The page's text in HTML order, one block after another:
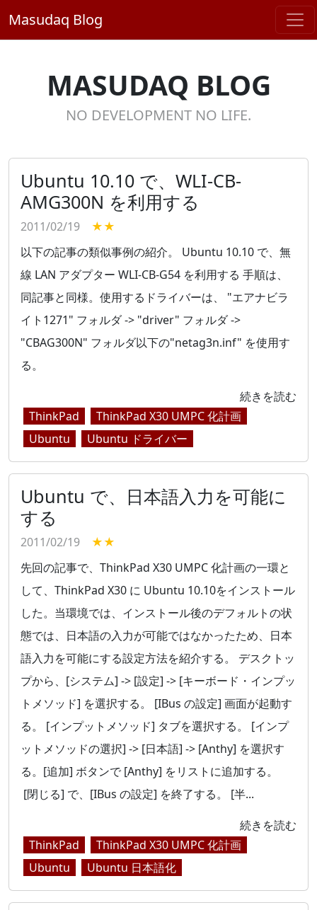
Masudaq Blog
MASUDAQ BLOG
NO DEVELOPMENT NO LIFE.
Ubuntu 10.10 で、WLI-CB-
AMG300N を利用する
2011/02/19
★★
以下の記事の類似事例の紹介。 Ubuntu 10.10 で、無
線 LAN アダプター WLI-CB-G54 を利用する 手順は、
同記事と同様。使用するドライバーは、 "エアナビラ
イト1271" フォルダ -> "driver" フォルダ ->
"CBAG300N" フォルダ以下の"netag3n.inf" を使用す
る。
続きを読む
ThinkPad
ThinkPad X30 UMPC 化計画
Ubuntu
Ubuntu ドライバー
Ubuntu で、日本語入力を可能に
する
2011/02/19
★★
先回の記事で、ThinkPad X30 UMPC 化計画の一環と
して、ThinkPad X30 に Ubuntu 10.10をインストール
した。当環境では、インストール後のデフォルトの状
態では、日本語の入力が可能ではなかったため、日本
語入力を可能にする設定方法を紹介する。 デスクトッ
プから、[システム] -> [設定] -> [キーボード・インプッ
トメソッド] を選択する。 [IBus の設定] 画面が起動す
る。 [インプットメソッド] タブを選択する。 [インプ
ットメソッドの選択] -> [日本語] -> [Anthy] を選択す
る。[追加] ボタンで [Anthy] をリストに追加する。
[閉じる] で、[IBus の設定] を終了する。 [半...
続きを読む
ThinkPad
ThinkPad X30 UMPC 化計画
Ubuntu
Ubuntu 日本語化